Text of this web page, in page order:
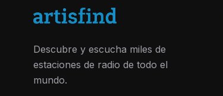
Descubre y escucha miles de
estaciones de radio de todo el
mundo.